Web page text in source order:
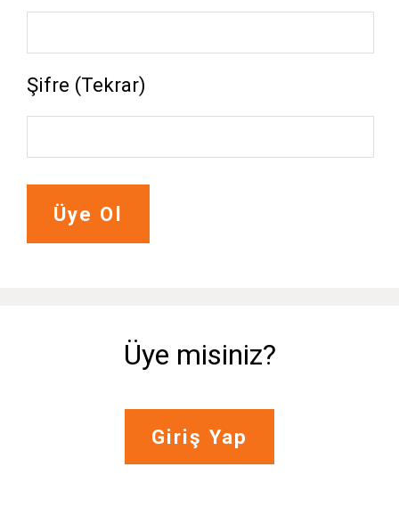
Şifre (Tekrar)
Üye Ol
Üye misiniz?
Giriş Yap